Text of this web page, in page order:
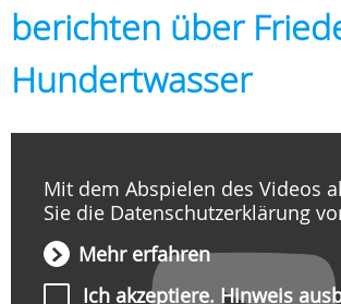
berichten über
Hundertwasser
Mit dem Abspielen des Videos
Sie die Datenschutzerklärung
Mehr erfahren
Ich akzeptiere. Hinweis